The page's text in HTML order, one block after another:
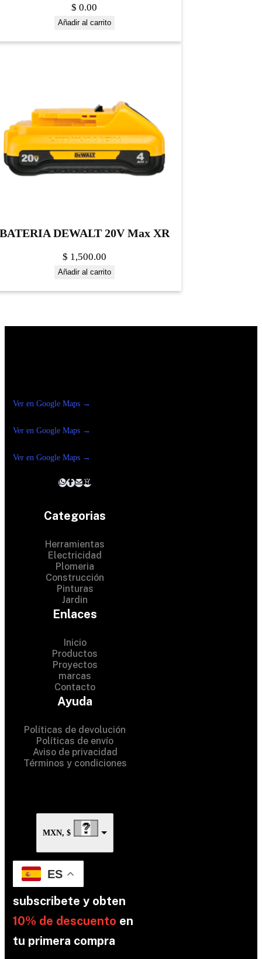
$ 0.00
Añadir al carrito
DEWALT 20V Max XR
$ 1,500.00
Añadir al carrito
Ver en Google Maps →
Ver en Google Maps →
Ver en Google Maps →
Categorias
Herramientas
Electricidad
Plomeria
Construcción
Pinturas
Jardin
Enlaces
Inicio
Productos
Proyectos
marcas
Contacto
Ayuda
Políticas de devolución
Políticas de envío
Aviso de privacidad
Términos y condiciones
MXN, $
ES
subscribete y obten
10% de descuento en
tu primera compra